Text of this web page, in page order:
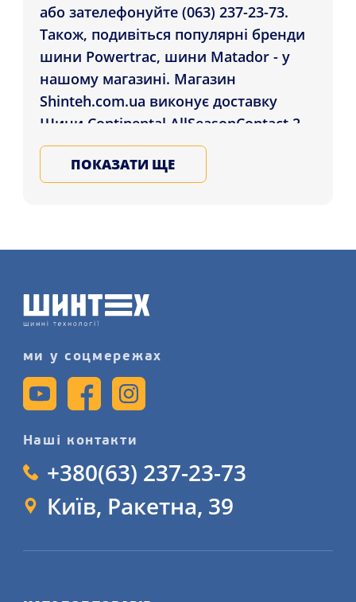
або зателефонуйте (063) 237-23-73.
Також, подивіться популярні бренди
шини Powertrac, шини Matador - у
нашому магазині. Магазин
Shinteh.com.ua виконує доставку
Шини Continental AllSeasonContact 2
275/45 R21 110Y XL покупцям у:
Херсон, Житомир, Львів і в будь-який
ПОКАЗАТИ ЩЕ
ми у соцмережах
Наші контакти
+380(63) 237-23-73
Київ, Ракетна, 39